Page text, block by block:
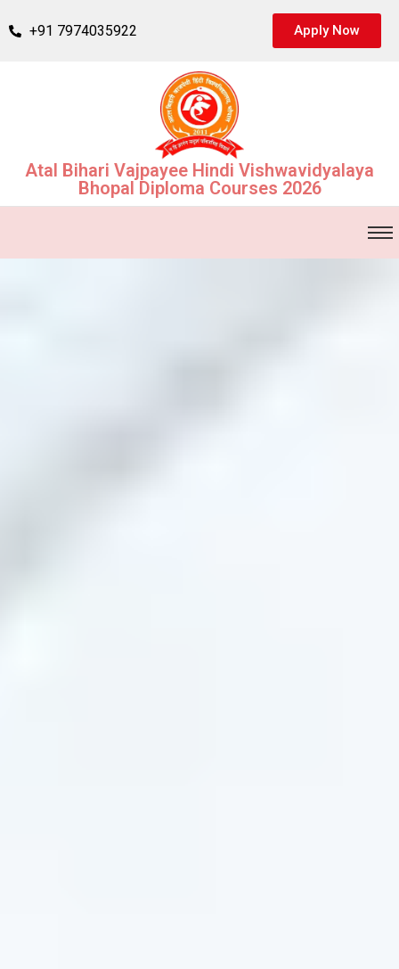
+91 7974035922 Apply Now
Atal Bihari Vajpayee Hindi Vishwavidyalaya
Bhopal Diploma Courses 2026